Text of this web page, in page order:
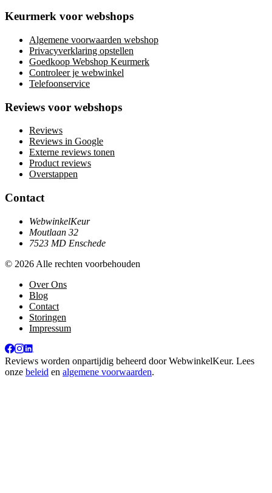
Keurmerk voor webshops
Algemene voorwaarden webshop
Privacyverklaring opstellen
Goedkoop Webshop Keurmerk
Controleer je webwinkel
Telefoonservice
Reviews voor webshops
Reviews
Reviews in Google
Externe reviews tonen
Product reviews
Overstappen
Contact
WebwinkelKeur
Moutlaan 32
7523 MD Enschede
© 2026 Alle rechten voorbehouden
Over Ons
Blog
Contact
Storingen
Impressum
Reviews worden onpartijdig beheerd doorWebwinkelKeur. Lees
onze beleid en algemene voorwaarden.